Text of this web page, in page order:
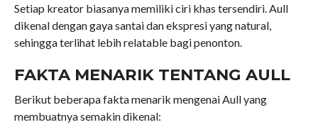
Setiap kreator biasanya memiliki ciri khas tersendiri. Aull
dikenal dengan gaya santai dan ekspresi yang natural,
sehingga terlihat lebih relatable bagi penonton.
FAKTA MENARIK TENTANG AULL
Berikut beberapa fakta menarik mengenai Aull yang
membuatnya semakin dikenal: